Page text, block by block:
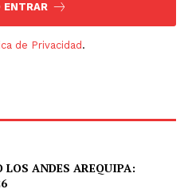
ENTRAR
de Privacidad .
LOS ANDES AREQUIPA: